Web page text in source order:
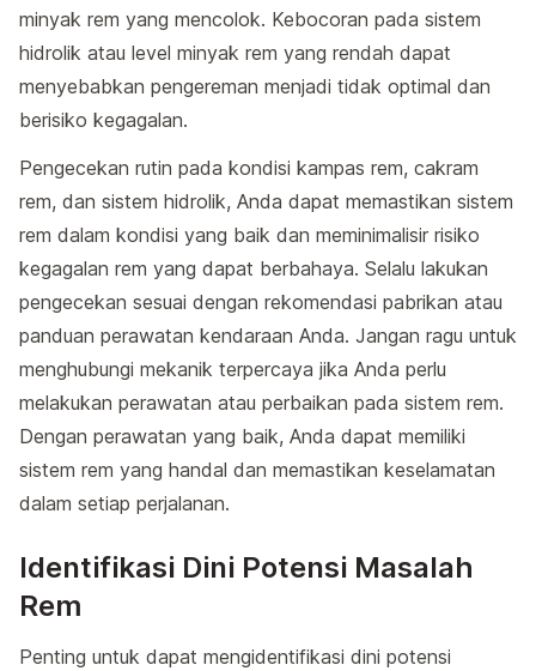
minyak rem yang mencolok. Kebocoran pada sistem
hidrolik atau level minyak rem yang rendah dapat
menyebabkan pengereman menjadi tidak optimal dan
berisiko kegagalan.
Pengecekan rutin pada kondisi kampas rem, cakram
rem, dan sistem hidrolik, Anda dapat memastikan sistem
rem dalam kondisi yang baik dan meminimalisir risiko
kegagalan rem yang dapat berbahaya. Selalu lakukan
pengecekan sesuai dengan rekomendasi pabrikan atau
panduan perawatan kendaraan Anda. Jangan ragu untuk
menghubungi mekanik terpercaya jika Anda perlu
melakukan perawatan atau perbaikan pada sistem rem.
Dengan perawatan yang baik, Anda dapat memiliki
sistem rem yang handal dan memastikan keselamatan
dalam setiap perjalanan.
Identifikasi Dini Potensi Masalah
Rem
Penting untuk dapat mengidentifikasi dini potensi